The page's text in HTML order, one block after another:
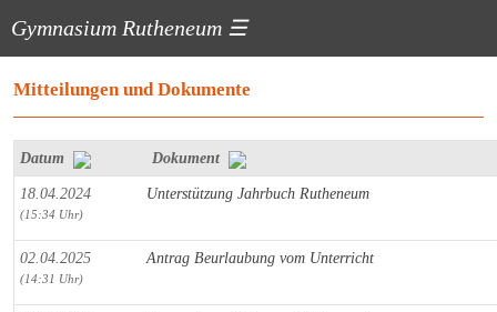
Gymnasium Rutheneum ☰
Mitteilungen und Dokumente
Datum Dokument
18.04.2024
(15:34 Uhr)
Unterstützung Jahrbuch Rutheneum
02.04.2025
(14:31 Uhr)
Antrag Beurlaubung vom Unterricht